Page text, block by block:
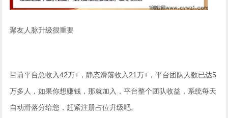
聚友人脉升级很重要
目前平台总收入42万+，静态滑落收入21万+，平台团队人数已达5
万多人，如果你想赚钱，那就加入，平台整个团队收益，系统每天
自动滑落分给您，赶紧注册占位升级吧。